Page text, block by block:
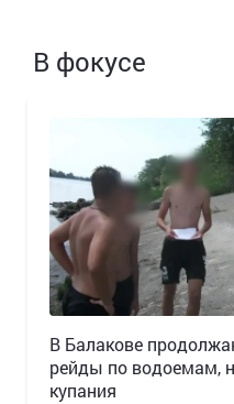
В фокусе
В Балакове
рейды по водоемам,
купания